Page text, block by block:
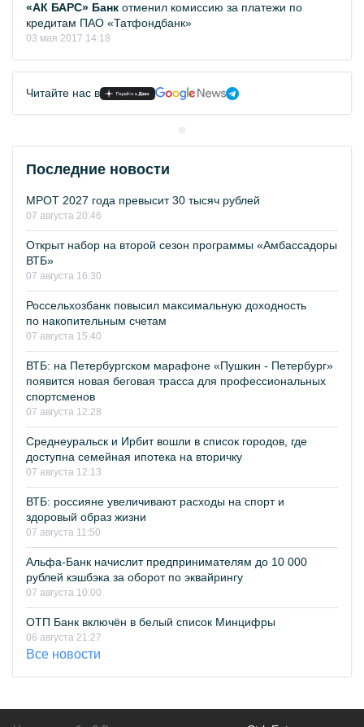
«АК БАРС» Банк отменил комиссию за платежи по
кредитам ПАО «Татфондбанк»
03 мая 2017 14:18
Читайте нас в
Последние новости
МРОТ 2027 года превысит 30 тысяч рублей
07 августа 20:46
Открыт набор на второй сезон программы «Амбассадоры
ВТБ»
07 августа 16:30
Россельхозбанк повысил максимальную доходность
по накопительным счетам
07 августа 15:40
ВТБ: на Петербургском марафоне «Пушкин - Петербург»
появится новая беговая трасса для профессиональных
спортсменов
07 августа 12:28
Среднеуральск и Ирбит вошли в список городов, где
доступна семейная ипотека на вторичку
07 августа 12:13
ВТБ: россияне увеличивают расходы на спорт и
здоровый образ жизни
07 августа 11:50
Альфа-Банк начислит предпринимателям до 10 000
рублей кэшбэка за оборот по эквайрингу
07 августа 10:00
ОТП Банк включён в белый список Минцифры
06 августа 21:27
Все новости